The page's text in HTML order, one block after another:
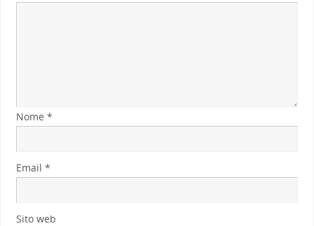
Nome *
Email *
Sito web